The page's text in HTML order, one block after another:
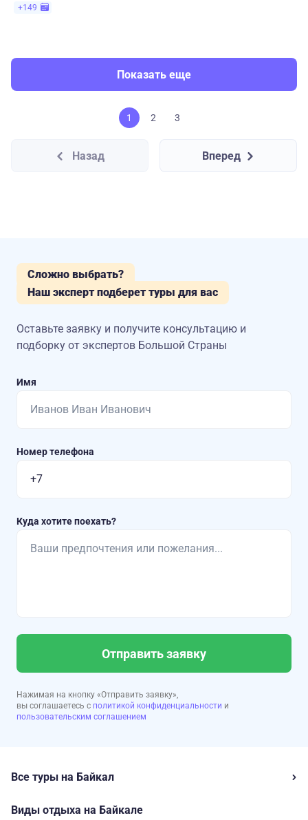
+149
Показать еще
1 2 3
Назад Вперед
Сложно выбрать?
Наш эксперт подберет туры для вас
Оставьте заявку и получите консультацию и
подборку от экспертов Большой Страны
Имя
Номер телефона
Куда хотите поехать?
Отправить заявку
Нажимая на кнопку «Отправить заявку»,
вы соглашаетесь с политикой конфиденциальности и
пользовательским соглашением
Все туры на Байкал
Виды отдыха на Байкале